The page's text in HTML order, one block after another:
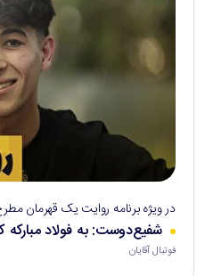
در ویژه برنامه روایت یک قهرمان
شفیع‌دوست: به فولاد مبارکه
فوتبال آقایان